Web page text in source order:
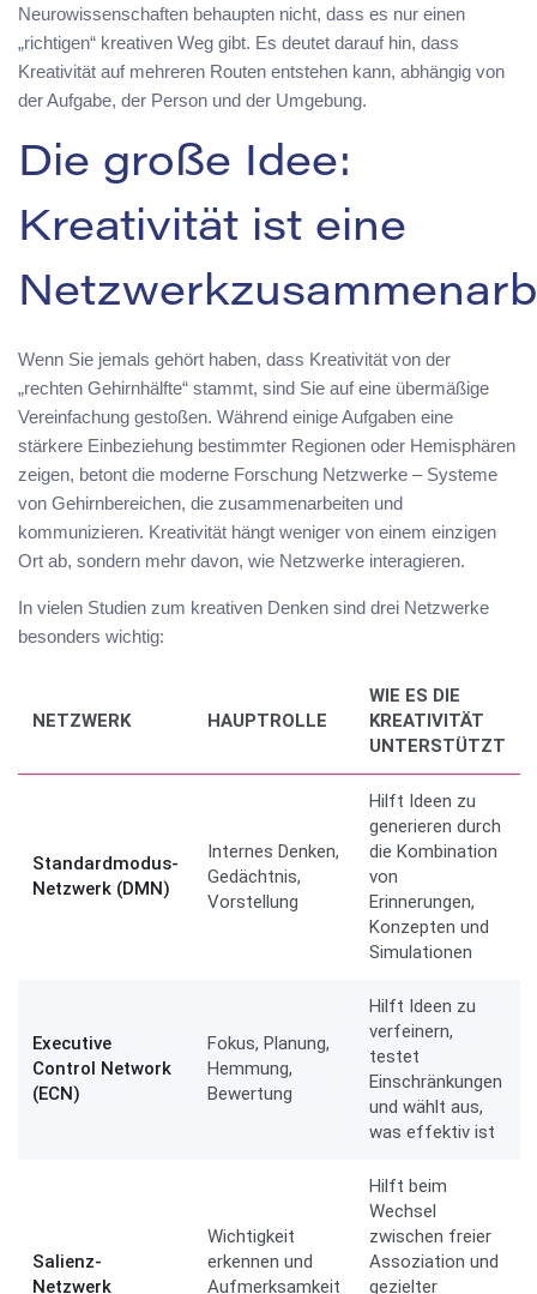
Neurowissenschaften behaupten nicht, dass es nur einen
„richtigen“ kreativen Weg gibt. Es deutet darauf hin, dass
Kreativität auf mehreren Routen entstehen kann, abhängig von
der Aufgabe, der Person und der Umgebung.
Die große Idee:
Kreativität ist eine
Wenn Sie jemals gehört haben, dass Kreativität von der
„rechten Gehirnhälfte“ stammt, sind Sie auf eine übermäßige
Vereinfachung gestoßen. Während einige Aufgaben eine
stärkere Einbeziehung bestimmter Regionen oder Hemisphären
zeigen, betont die moderne Forschung Netzwerke – Systeme
von Gehirnbereichen, die zusammenarbeiten und
kommunizieren. Kreativität hängt weniger von einem einzigen
Ort ab, sondern mehr davon, wie Netzwerke interagieren.
In vielen Studien zum kreativen Denken sind drei Netzwerke
besonders wichtig:
NETZWERK HAUPTROLLE
WIE ES DIE
KREATIVITÄT
UNTERSTÜTZT
Standardmodus-
Netzwerk (DMN)
Internes Denken,
Gedächtnis,
Vorstellung
Hilft Ideen zu
generieren durch
die Kombination
von
Erinnerungen,
Konzepten und
Simulationen
Executive
Control Network
(ECN)
Fokus, Planung,
Hemmung,
Bewertung
Hilft Ideen zu
verfeinern,
testet
Einschränkungen
und wählt aus,
was effektiv ist
Salienz-
Netzwerk
Wichtigkeit
erkennen und
Aufmerksamkeit
Hilft beim
Wechsel
zwischen freier
Assoziation und
gezielter